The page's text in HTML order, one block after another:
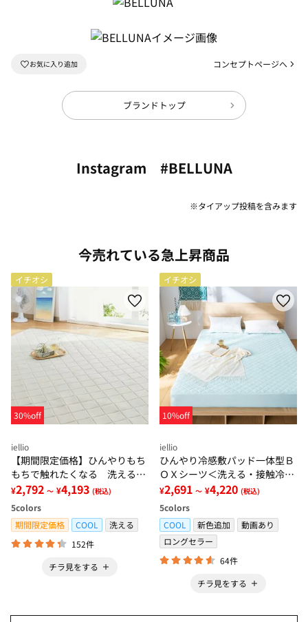
コンセプトページへ
ブランドトップ
Instagram #BELLUNA
※タイアップ投稿を含みます
今売れている急上昇商品
イチオシ
30%off
iellio
【期間限定価格】ひんやりもち
もちで触れたくなる 洗えるラ
グ＜低反発・滑りにくい・接触
冷感・防ダニ・カーペット＞
¥2,792 ～ ¥4,193 (税込)
5colors
期間限定価格
COOL
洗える
152件
チラ見をする
イチオシ
10%off
iellio
ひんやり冷感敷パッド一体型Ｂ
ＯＸシーツ＜洗える・接触冷
感・抗菌防臭・時短・家事楽・
ボックスシーツ・寝苦しさ対策
＞
¥2,691 ～ ¥4,220 (税込)
5colors
COOL
新色追加
動画あり
ロングセラー
64件
チラ見をする